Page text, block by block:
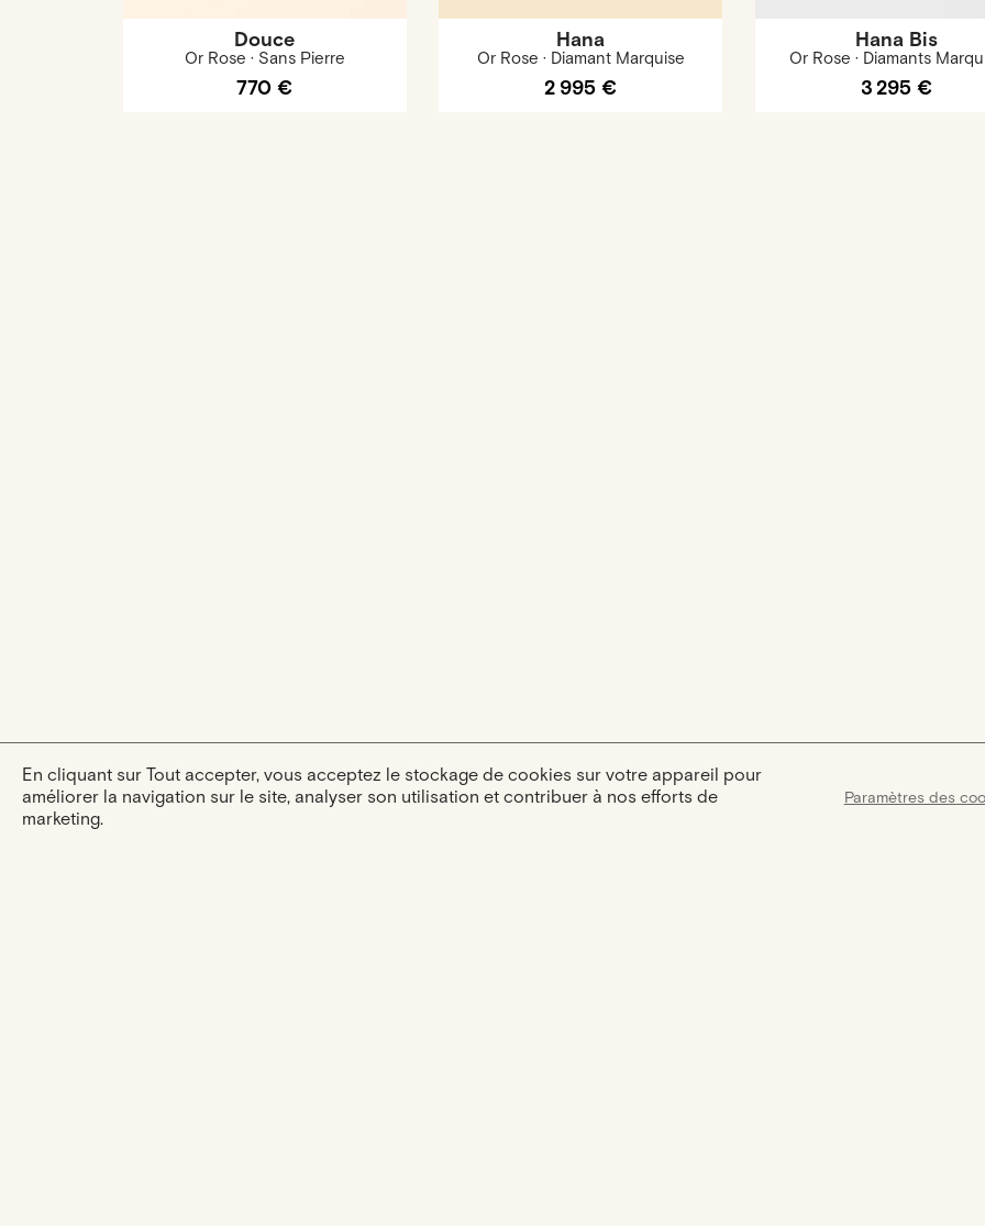
En cliquant sur Tout accepter, vous acceptez le stockage de cookies sur votre appareil pour
améliorer la navigation sur le site, analyser son utilisation et contribuer à nos efforts de
marketing.
Paramètres des
Douce
Or Rose · Sans Pierre
770 €
Hana
Or Rose · Diamant Marquise
2 995 €
Hana Bis
Or Rose · Diamants
3 295 €